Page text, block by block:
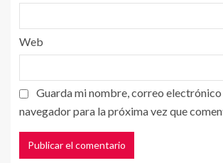
Web
Guarda mi nombre, correo electrónico
navegador para la próxima vez que